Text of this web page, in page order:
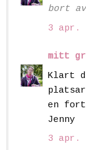
bort
3 apr.
mitt
Klart
en
Jenny
3 apr.